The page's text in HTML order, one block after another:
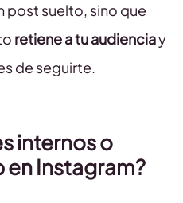
post suelto, sino que
retiene a tu audienciay
de seguirte.
internos o
en Instagram?